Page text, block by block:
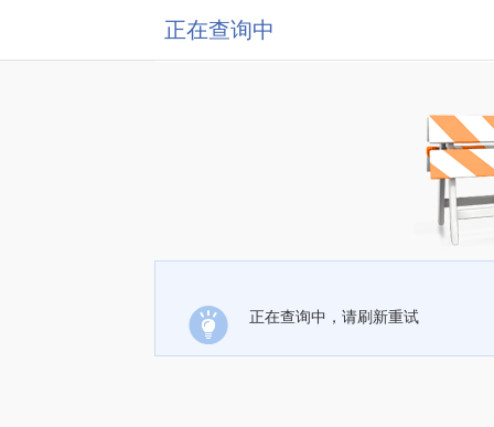
正在查询中
正在查询中，请刷新重试